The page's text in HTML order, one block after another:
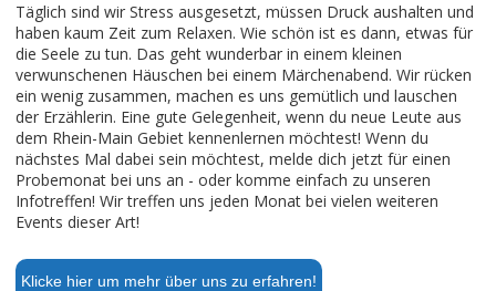
Täglich sind wir Stress ausgesetzt, müssen Druck aushalten und
haben kaum Zeit zum Relaxen. Wie schön ist es dann, etwas für
die Seele zu tun. Das geht wunderbar in einem kleinen
verwunschenen Häuschen bei einem Märchenabend. Wir rücken
ein wenig zusammen, machen es uns gemütlich und lauschen
der Erzählerin. Eine gute Gelegenheit, wenn du neue Leute aus
dem Rhein-Main Gebiet kennenlernen möchtest! Wenn du
nächstes Mal dabei sein möchtest, melde dich jetzt für einen
Probemonat bei uns an - oder komme einfach zu unseren
Infotreffen! Wir treffen uns jeden Monat bei vielen weiteren
Events dieser Art!
Klicke hier um mehr über uns zu erfahren!